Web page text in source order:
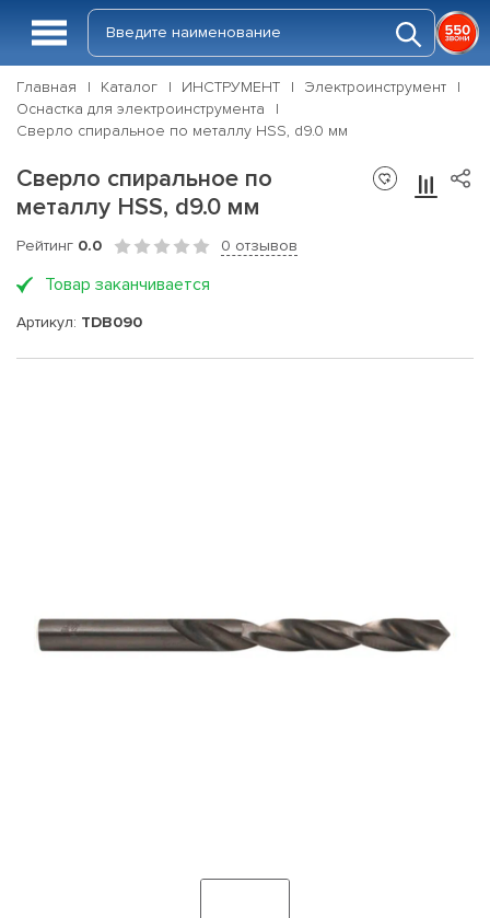
Главная Каталог ИНСТРУМЕНТ
Электроинструмент
Оснастка для электроинструмента
Сверло спиральное по металлу HSS, d9.0 мм
Сверло спиральное по
металлу HSS, d9.0 мм
Рейтинг 0.0 0 отзывов
Товар заканчивается
Артикул: TDB090